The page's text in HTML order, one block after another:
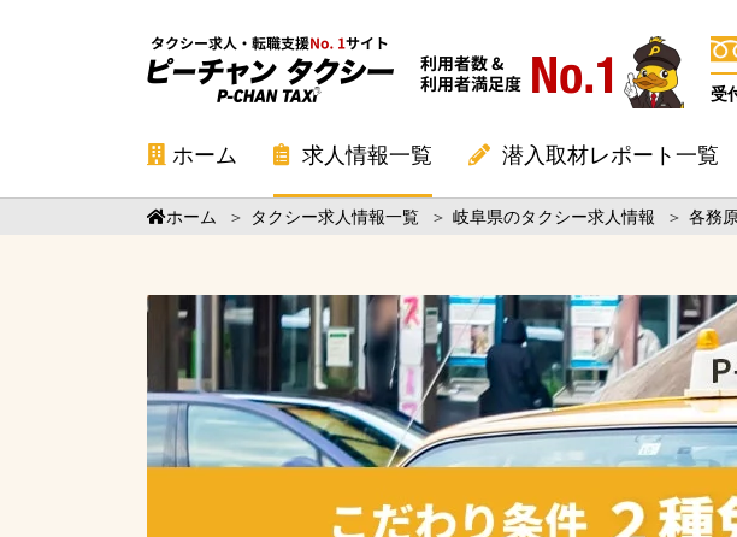
受
ホーム 求人情報一覧 潜入取材レポート一覧
ホーム ＞ タクシー求人情報一覧 ＞ 岐阜県のタクシー求人情報 ＞ 各務